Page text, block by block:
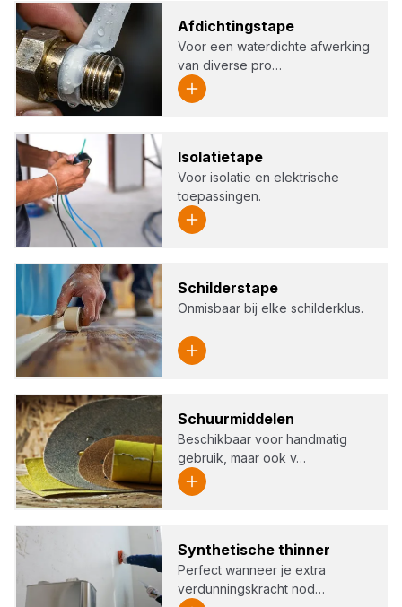
Afdich­tingsta­pe
Voor een waterdichte afwerking
van diverse pro…
Iso­la­tie­ta­pe
Voor isolatie en elektrische
toepassingen.
Schil­der­sta­pe
Onmisbaar bij elke schilderklus.
Schuur­mid­de­len
Beschikbaar voor handmatig
gebruik, maar ook v…
Syn­the­ti­sche thin­ner
Perfect wanneer je extra
verdunningskracht nod…